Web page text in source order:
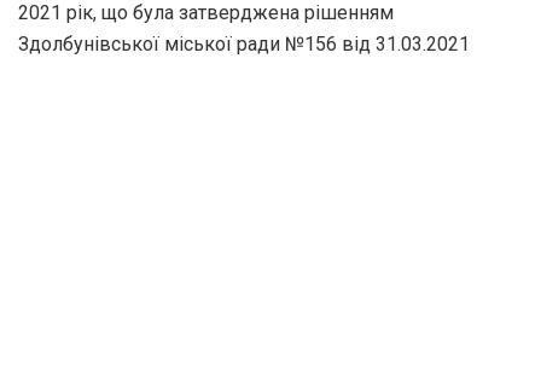
2021 рік, що була затверджена рішенням
Здолбунівської міської ради №156 від 31.03.2021